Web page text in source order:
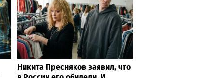
Никита Пресняков заявил, что